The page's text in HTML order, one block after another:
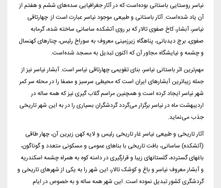
نیاسر روستایی باستانی بوده‌است که در آثار جغرافیایی سده‌های ششم و هفتم از
آن یاد شده‌است. آثار باستانی و طبیعی موجود نیاسر عبارت است از: چهارتاقی
نیاسر، آبشار، کاخ صفوی تالار که بر روی آتشکده ساسانی ساخته شده، گرمابه
صفوی، برج دیدبانی، پناهگاه زیرزمینی معروف به سوراخ رئیس، چنارهای کهنسال
و چشمه و نیایشگاه مجاور آن که اکنون تبدیل به مسجد شده‌است.
مهم‌ترین اثر باستانی نیاسر، بنای تقویمی چهارتاقی نیاسر است. آبشار نیاسر نیز از
جمله زیباترین آبشارهای ایران است که محیطی سرسبز و مصفا را در محله سر کمر
شهر نیاسر ایجاد کرده است و همچنین مراسم گلاب گیری نیز که همه ساله در
اردیبهشت ماه در نیاسر برگزار می‌گردد گردشگران بسیاری را در به این شهر تاریخی
جذب می‌نماید.
آثار تاریخی و طبیعی نیاسر غار تاریخی رئیس و لایه کهن زیرین آن، چهار طاقی
(آتشکده) ساسانی، بافت تاریخی با بناهای عمومی و مسکونی متعدد و گوناگون،
باغهای گسترده، گلستانهای زیبا و قرارگیری در دامنه کوه به همراه چشمه اسکندریه
و آبشار معروف نیاسر و باغ و کوشک تالار، این شهر را به یکی از شهرهای تاریخی و
گردشگری کشور تبدیل نموده است. این شهر همه ساله و به خصوص در ایام